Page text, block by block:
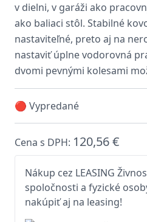
v dielni, v garáži ako
ako baliaci stôl. Stabilné
nastaviteľné, preto aj na
nastaviť úplne vodorovná
dvomi pevnými kolesami
🔴 Vypredané
Cena s DPH: 120,56 €
Nákup cez LEASING
spoločnosti a fyzické
nakúpiť aj na leasing!